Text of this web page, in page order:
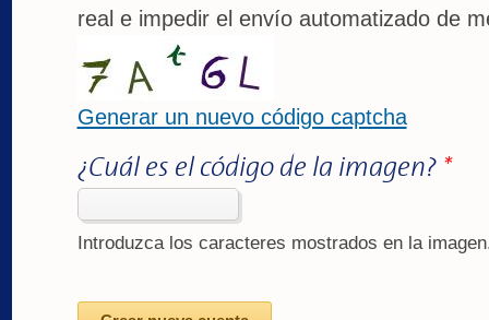
real e impedir el envío automatizado de
Generar un nuevo código captcha
¿Cuál es el código de la imagen? *
Introduzca los caracteres mostrados en la